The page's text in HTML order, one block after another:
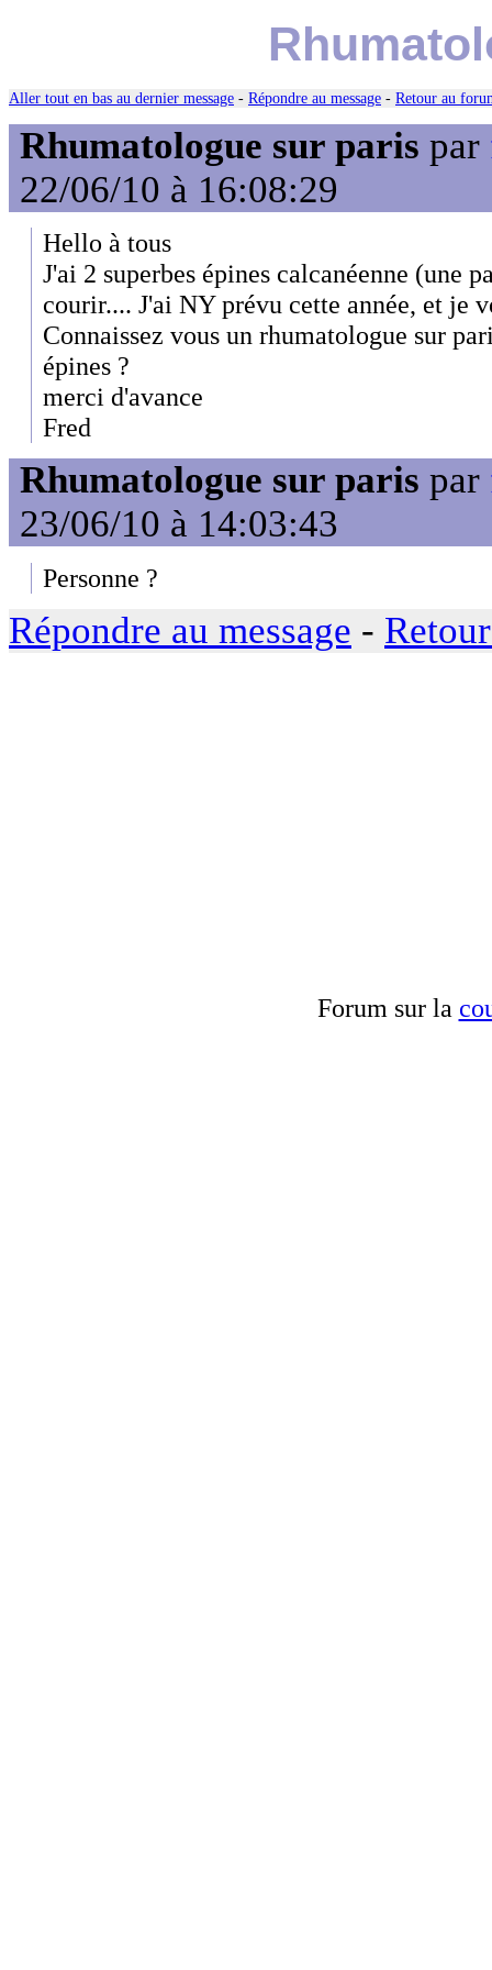
Aller tout en bas au dernier message - Répondre au message - Retour au
Rhumatologue sur paris par
22/06/10 à 16:08:29
Hello à tous
J'ai 2 superbes épines calcanéenne (une
courir.... J'ai NY prévu cette année, et je
Connaissez vous un rhumatologue sur
épines ?
merci d'avance
Fred
Rhumatologue sur paris par
23/06/10 à 14:03:43
Personne ?
Répondre au message -
Forum sur la